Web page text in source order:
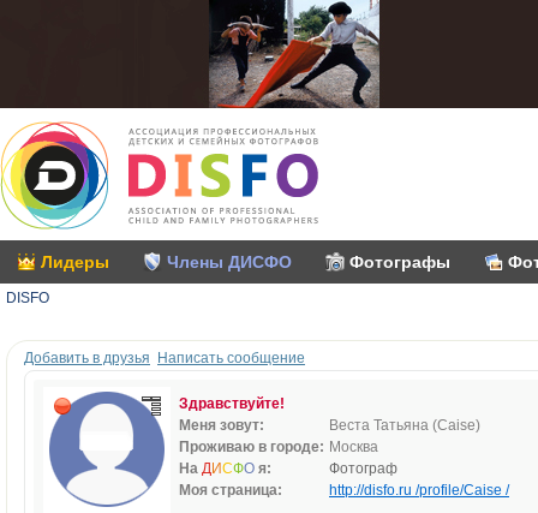
Лидеры Члены ДИСФО Фотографы
DISFO
Добавить в друзья Написать сообщение
Здравствуйте!
Меня зовут:
Веста Татьяна (Caise)
Проживаю в городе: Москва
На ДИСФО я:
Фотограф
Моя страница:
http://disfo.ru /profile/Caise /